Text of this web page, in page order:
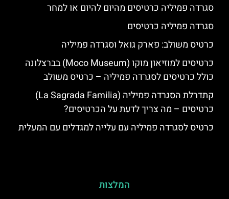
סגרדה פמיליה כרטיסים מהיום להיום או למחר
סגרדה פמיליה כרטיסים
כרטיס משולב: פארק גואל וסגרדה פמיליה
כרטיסים למוזיאון מוקו (Moco Museum) בברצלונה
כולל כרטיסים לסגרדה פמיליה – כרטיס משולב
קתדרלת הסגרדה פמיליה (La Sagrada Familia)
כרטיסים – מה צריך לדעת על הכרטיסים?
כרטיס לסגרדה פמיליה עם עלייה למגדלים עם המעלית
המלצות